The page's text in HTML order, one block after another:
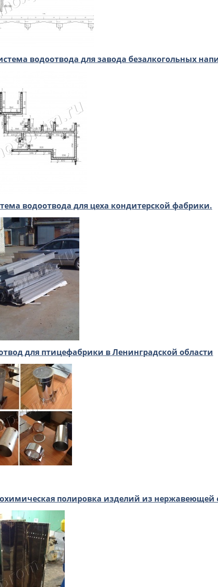
водоотвода для завода безалкогольных
водоотвода для цеха кондитерской фабрики.
для птицефабрики в Ленинградской области
полировка изделий из нержавеющей